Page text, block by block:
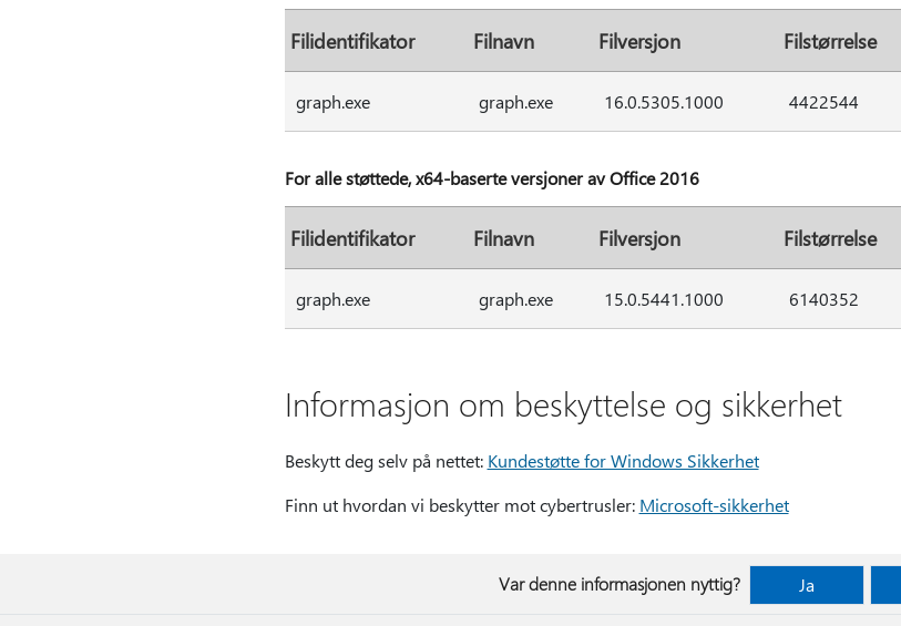
Filidentifikator Filnavn Filversjon Filstørrelse
graph.exe graph.exe 16.0.5305.1000 4422544
For alle støttede, x64-baserte versjoner av Office 2016
Filidentifikator Filnavn Filversjon Filstørrelse
graph.exe graph.exe 15.0.5441.1000 6140352
Informasjon om beskyttelse og sikkerhet
Beskytt deg selv på nettet: Kundestøtte for Windows Sikkerhet
Finn ut hvordan vi beskytter mot cybertrusler: Microsoft-sikkerhet
Var denne informasjonen nyttig? Ja